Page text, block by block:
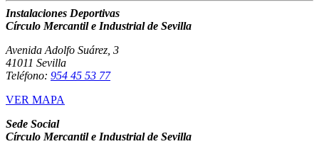
Instalaciones Deportivas
Círculo Mercantil e Industrial de Sevilla
Avenida Adolfo Suárez, 3
41011 Sevilla
Teléfono: 954 45 53 77
VER MAPA
Sede Social
Círculo Mercantil e Industrial de Sevilla